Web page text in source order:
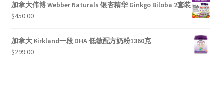
加拿大伟博 Webber Naturals 银杏精华 Ginkgo Biloba 2套装
$450.00
加拿大 Kirkland一段 DHA 低敏配方奶粉1360克
$299.00